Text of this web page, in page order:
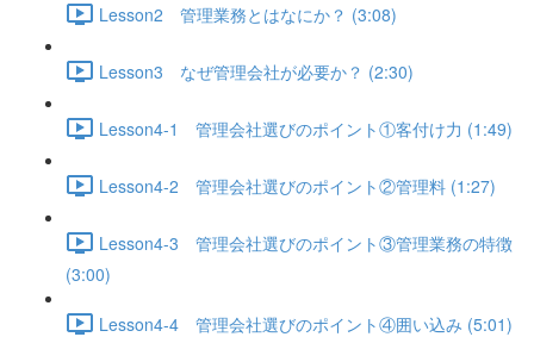
Lesson2 管理業務とはなにか？ (3:08)
Lesson3 なぜ管理会社が必要か？ (2:30)
Lesson4-1 管理会社選びのポイント①客付け力 (1:49)
Lesson4-2 管理会社選びのポイント②管理料 (1:27)
Lesson4-3 管理会社選びのポイント③管理業務の特徴
(3:00)
Lesson4-4 管理会社選びのポイント④囲い込み (5:01)